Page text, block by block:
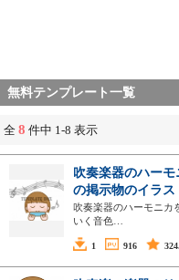
無料テンプレート一覧
全 8 件中 1-8 表示
吹奏楽器のハー
の掲示物のイラス
吹奏楽器のハーモニカ
いく音色…
1 916